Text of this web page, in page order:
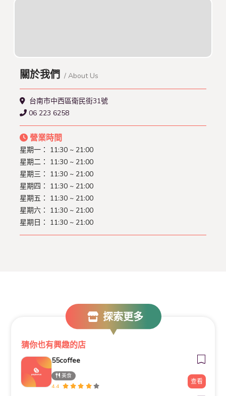
關於我們 / About Us
台南市中西區衛民街31號
06 223 6258
營業時間
星期一： 11:30 ~ 21:00
星期二： 11:30 ~ 21:00
星期三： 11:30 ~ 21:00
星期四： 11:30 ~ 21:00
星期五： 11:30 ~ 21:00
星期六： 11:30 ~ 21:00
星期日： 11:30 ~ 21:00
探索更多
猜你也有興趣的店
55coffee
美食
4.4
查看